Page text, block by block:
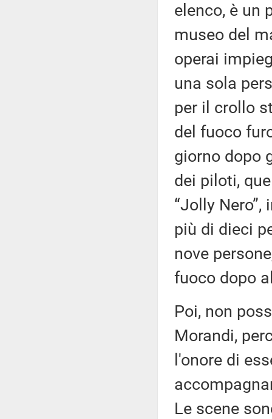
elenco, è un
museo del
operai
una sola
per il crollo
del fuoco
giorno dopo
dei piloti,
“Jolly
più di dieci
nove
fuoco dopo
Poi, non
Morandi,
l'onore di
Le scene